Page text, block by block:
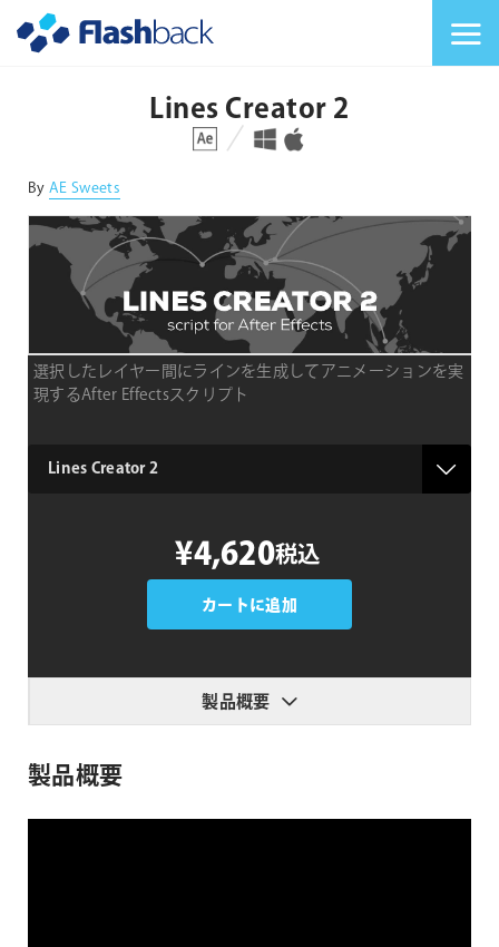
Lines Creator 2
対応プラットフォーム 対応OS
By AE Sweets
選択したレイヤー間にラインを生成してアニメーションを実
現するAfter Effectsスクリプト
product
¥4,620税込
カートに追加
製品概要
製品概要